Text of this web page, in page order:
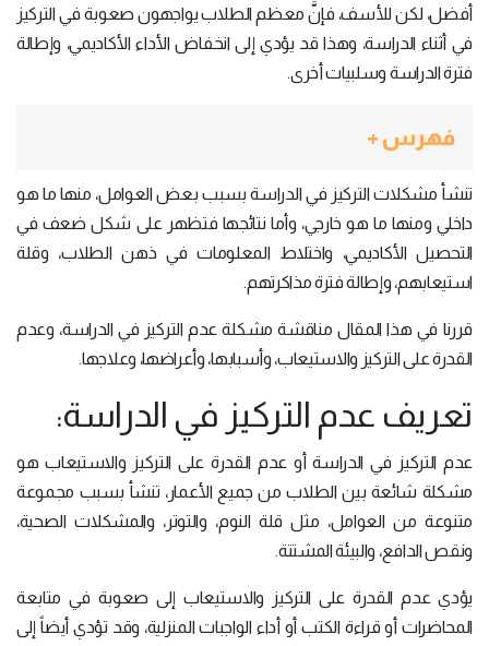
أفضل، لكن للأسف، فإنَّ معظم الطلاب يواجهون صعوبة في التركيز
في أثناء الدراسة، وهذا قد يؤدي إلى انخفاض الأداء الأكاديمي، وإطالة
فترة الدراسة وسلبيات أخرى.
فهرس +
تنشأ مشكلات التركيز في الدراسة بسبب بعض العوامل، منها ما هو
داخلي ومنها ما هو خارجي، وأما نتائجها فتظهر على شكل ضعف في
التحصيل الأكاديمي، واختلاط المعلومات في ذهن الطلاب، وقلة
استيعابهم، وإطالة فترة مذاكرتهم.
قررنا في هذا المقال مناقشة مشكلة عدم التركيز في الدراسة، وعدم
القدرة على التركيز والاستيعاب، وأسبابها، وأعراضها، وعلاجها.
تعريف عدم التركيز في الدراسة:
عدم التركيز في الدراسة أو عدم القدرة على التركيز والاستيعاب هو
مشكلة شائعة بين الطلاب من جميع الأعمار، تنشأ بسبب مجموعة
متنوعة من العوامل، مثل قلة النوم، والتوتر، والمشكلات الصحية،
ونقص الدافع، والبيئة المشتتة.
يؤدي عدم القدرة على التركيز والاستيعاب إلى صعوبة في متابعة
المحاضرات أو قراءة الكتب أو أداء الواجبات المنزلية، وقد تؤدي أيضاً إلى